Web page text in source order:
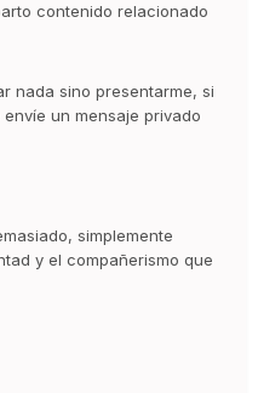
contenido relacionado
nada sino presentarme, si
un mensaje privado
simplemente
y el compañerismo que